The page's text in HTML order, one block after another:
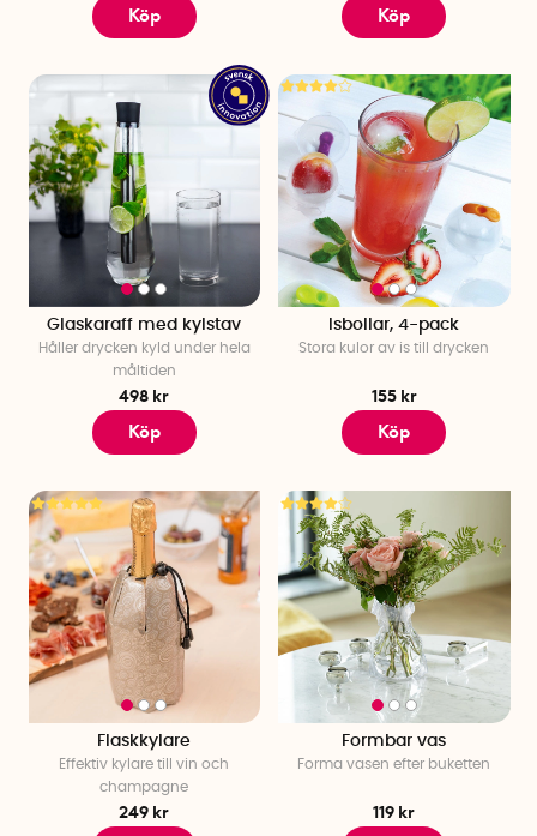
Köp Köp
Glaskaraff med kylstav
Håller drycken kyld under hela
måltiden
498 kr
Köp
Isbollar, 4-pack
Stora kulor av is till drycken
155 kr
Köp
Flaskkylare
Effektiv kylare till vin och
champagne
249 kr
Formbar vas
Forma vasen efter buketten
119 kr